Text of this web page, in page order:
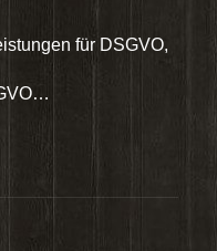
für DSGVO,